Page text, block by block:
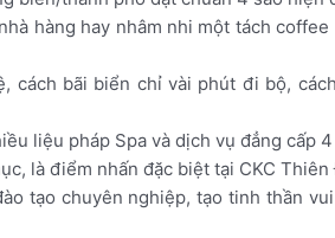
hàng hay nhâm nhi một tách coffee
cách bãi biển chỉ vài phút đi bộ,
liệu pháp Spa và dịch vụ đẳng cấp 4
là điểm nhấn đặc biệt tại CKC
tạo chuyên nghiệp, tạo tinh thần